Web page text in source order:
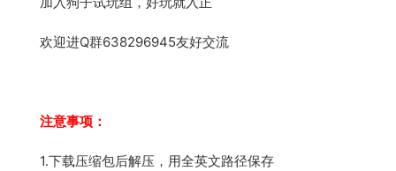
欢迎进Q群638296945友好交流
注意事项：
1.下载压缩包后解压，用全英文路径保存